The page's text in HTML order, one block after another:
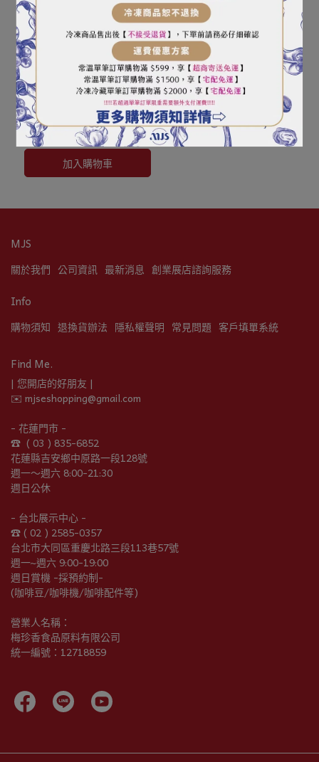
華冠 達人單色披薩絲
（1kg）
NT$265
加入購物車
MJS
關於我們 公司資訊 最新消息 創業展店諮詢服務
Info
購物須知 退換貨辦法 隱私權聲明 常見問題 客戶填單系統
Find Me.
| 您開店的好朋友 |
✉️ mjseshopping@gmail.com
- 花蓮門市 -
☎︎  ( 03 ) 835-6852
花蓮縣吉安鄉中原路一段128號
週一～週六 8:00-21:30
週日公休
- 台北展示中心 -
☎︎ ( 02 ) 2585-0357
台北市大同區重慶北路三段113巷57號
週一~週六 9:00-19:00
週日賞機 -採預約制-
(咖啡豆/咖啡機/咖啡配件等)
營業人名稱：
梅珍香食品原料有限公司
統一編號：12718859